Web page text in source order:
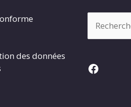
des données
Facebook